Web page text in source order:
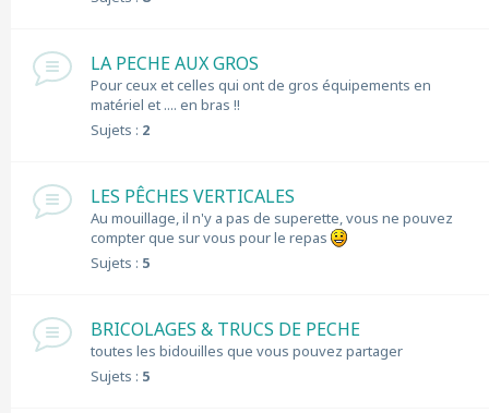
LA PECHE AUX GROS
Pour ceux et celles qui ont de gros équipements en
matériel et .... en bras !!
Sujets : 2
LES PÊCHES VERTICALES
Au mouillage, il n'y a pas de superette, vous ne pouvez
compter que sur vous pour le repas
Sujets : 5
BRICOLAGES & TRUCS DE PECHE
toutes les bidouilles que vous pouvez partager
Sujets : 5